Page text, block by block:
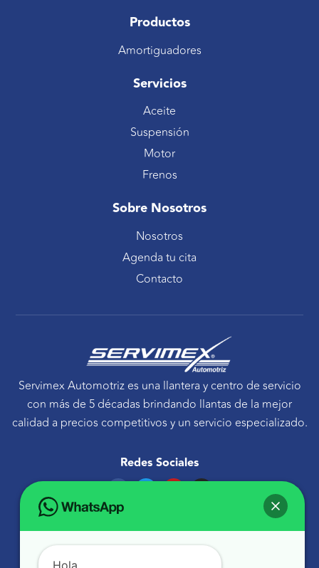
Productos
Amortiguadores
Servicios
Aceite
Suspensión
Motor
Frenos
Sobre Nosotros
Nosotros
Agenda tu cita
Contacto
Servimex Automotriz es una llantera y centro de servicio
con más de 5 décadas brindando llantas de la mejor
calidad a precios competitivos y un servicio especializado.
Redes Sociales
F
c
e
o
o
T
e
r
Y
b
e
I
g
r
Avenida Tecnológico 30 Sur Querétaro, Qro.
Hola,